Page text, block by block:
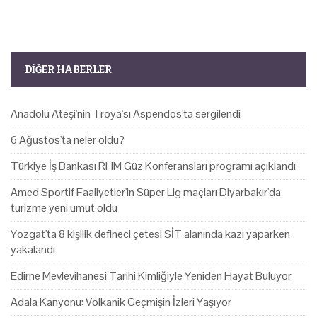
DIĞER HABERLER
Anadolu Ateşi'nin Troya'sı Aspendos'ta sergilendi
6 Ağustos'ta neler oldu?
Türkiye İş Bankası RHM Güz Konferansları programı açıklandı
Amed Sportif Faaliyetler'in Süper Lig maçları Diyarbakır'da
turizme yeni umut oldu
Yozgat'ta 8 kişilik defineci çetesi SİT alanında kazı yaparken
yakalandı
Edirne Mevlevihanesi Tarihi Kimliğiyle Yeniden Hayat Buluyor
Adala Kanyonu: Volkanik Geçmişin İzleri Yaşıyor